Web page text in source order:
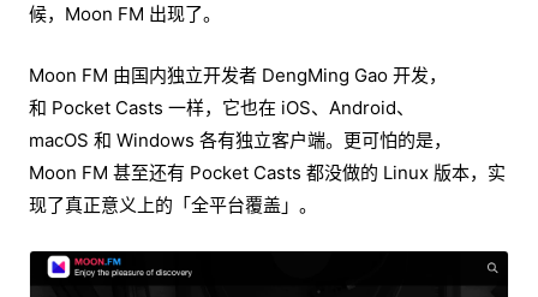
候，Moon FM 出现了。
Moon FM 由国内独立开发者 DengMing Gao 开发，
和 Pocket Casts 一样，它也在 iOS、Android、
macOS 和 Windows 各有独立客户端。更可怕的是，
Moon FM 甚至还有 Pocket Casts 都没做的 Linux 版本，实
现了真正意义上的「全平台覆盖」。